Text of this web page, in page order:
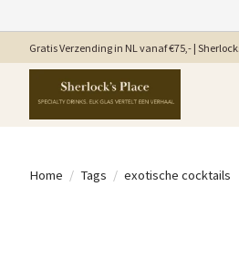
Gratis Verzending in NL vanaf €75,- |
Home / Tags / exotische cocktails